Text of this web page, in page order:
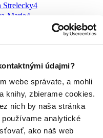
údajmi?
webe správate, a mohli
knihy, zbierame cookies.
nich by naša stránka
analytické
ako náš web
Strelecky4
Maria4
3
Kalina3
Milena Bočánková3
Leon 3
Prošková3
3
Gergely3
Epstein3